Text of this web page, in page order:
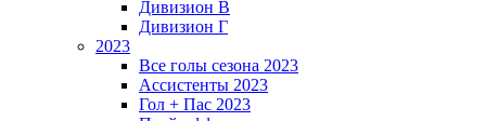
Дивизион В
Дивизион Г
2023
Все голы сезона 2023
Ассистенты 2023
Гол + Пас 2023